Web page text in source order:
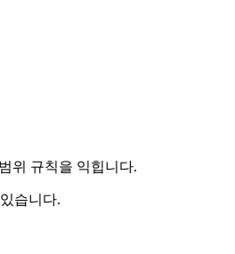
위 규칙을 익힙니다.
습니다.